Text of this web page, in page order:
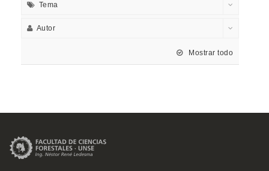
Tema
Autor
Mostrar todo